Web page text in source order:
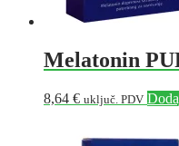
Melatonin
8,64 € uključ. PDV